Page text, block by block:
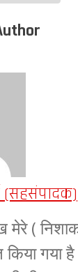
(सहसंपादक)
(
किया